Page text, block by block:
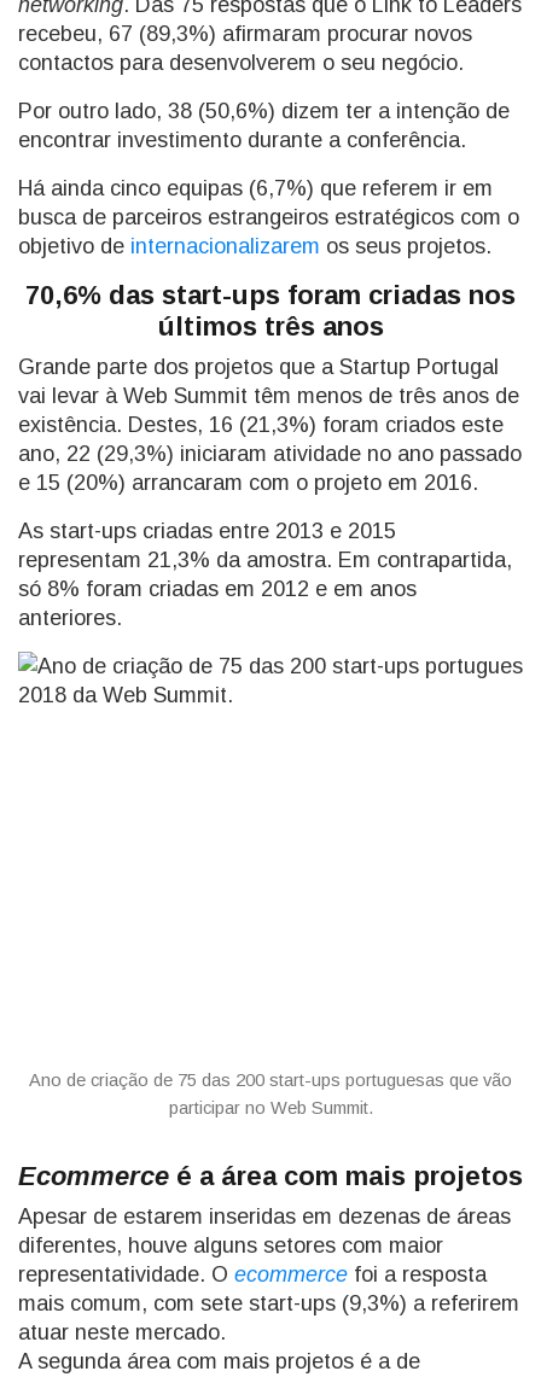
networking. Das 75 respostas que o Link to Leaders
recebeu, 67 (89,3%) afirmaram procurar novos
contactos para desenvolverem o seu negócio.
Por outro lado, 38 (50,6%) dizem ter a intenção de
encontrar investimento durante a conferência.
Há ainda cinco equipas (6,7%) que referem ir em
busca de parceiros estrangeiros estratégicos com o
objetivo de internacionalizarem os seus projetos.
70,6% das start-ups foram criadas nos
últimos três anos
Grande parte dos projetos que a Startup Portugal
vai levar à Web Summit têm menos de três anos de
existência. Destes, 16 (21,3%) foram criados este
ano, 22 (29,3%) iniciaram atividade no ano passado
e 15 (20%) arrancaram com o projeto em 2016.
As start-ups criadas entre 2013 e 2015
representam 21,3% da amostra. Em contrapartida,
só 8% foram criadas em 2012 e em anos
anteriores.
Ano de criação de 75 das 200 start-ups portuguesas que vão
participar no Web Summit.
Ecommerce é a área com mais projetos
Apesar de estarem inseridas em dezenas de áreas
diferentes, houve alguns setores com maior
representatividade. O ecommerce foi a resposta
mais comum, com sete start-ups (9,3%) a referirem
atuar neste mercado.
A segunda área com mais projetos é a de